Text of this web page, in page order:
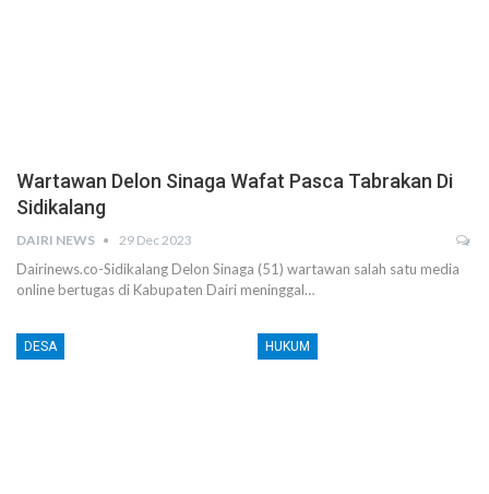
Wartawan Delon Sinaga Wafat Pasca Tabrakan Di
Sidikalang
DAIRI NEWS 29 Dec 2023
Dairinews.co-Sidikalang Delon Sinaga (51) wartawan salah satu media
online bertugas di Kabupaten Dairi meninggal…
DESA HUKUM